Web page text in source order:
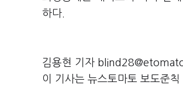
하다.
김용현 기자
이 기사는 뉴스토마토 보도준